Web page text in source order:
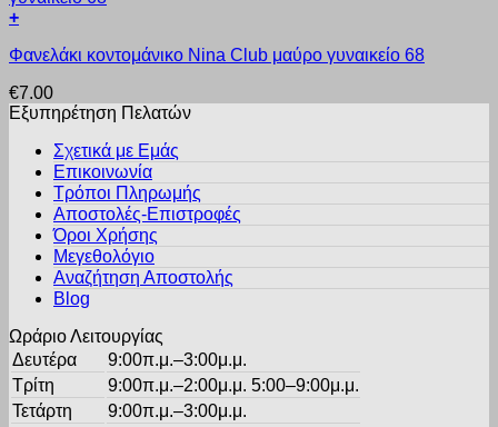
προϊόντος
επιλογές
να
στη
σελίδα
προϊόντος
+
το
έχει
πολλαπλές
επιλογές
μπορούν
επιλεγούν
σελίδα
Φανελάκι κοντομάνικο Nina Club μαύρο γυναικείο 68
€7.00
Εξυπηρέτηση Πελατών
Σχετικά με Εμάς
Επικοινωνία
Τρόποι Πληρωμής
Αποστολές-Επιστροφές
Όροι Χρήσης
Μεγεθολόγιο
Αναζήτηση Αποστολής
Blog
Ωράριο Λειτουργίας
Δευτέρα
9:00π.μ.–3:00μ.μ.
Τρίτη
9:00π.μ.–2:00μ.μ. 5:00–9:00μ.μ.
Τετάρτη
9:00π.μ.–3:00μ.μ.